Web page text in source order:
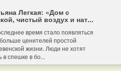
Легкая: «Дом с
чистый воздух и нат...
время стало появляться
ценителей простой
жизни. Люди не хотят
в спешке в бо...